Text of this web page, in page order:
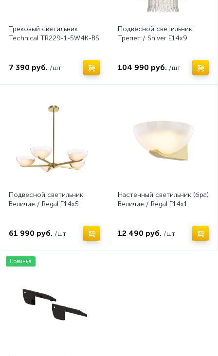
Трековый светильник
Technical TR229-1-5W4K-BS
7 390 руб. /шт
Подвесной светильник
Трепет / Shiver E14х9
104 990 руб. /шт
Подвесной светильник
Величие / Regal E14х5
61 990 руб. /шт
Настенный светильник (бра)
Величие / Regal E14х1
12 490 руб. /шт
Новинка